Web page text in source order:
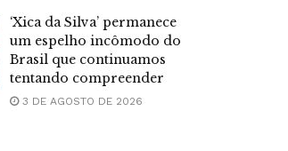
‘Xica da Silva’ permanece
um espelho incômodo do
Brasil que continuamos
tentando compreender
3 DE AGOSTO DE 2026